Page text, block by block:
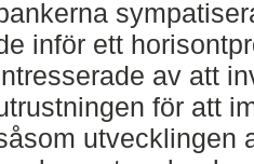
inför ett
av att
för att
utvecklingen